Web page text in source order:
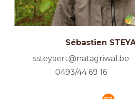
Sébastien
ssteyaert@natagriwal.be
0493/44 69 16